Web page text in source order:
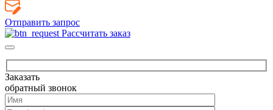
Отправить запрос
Рассчитать заказ
Заказать
обратный звонок